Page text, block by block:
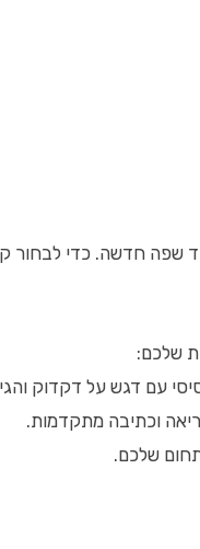
שפה חדשה. כדי
שלכם:
עם דגש על דקדוק
וכתיבה מתקדמות.
שלכם.